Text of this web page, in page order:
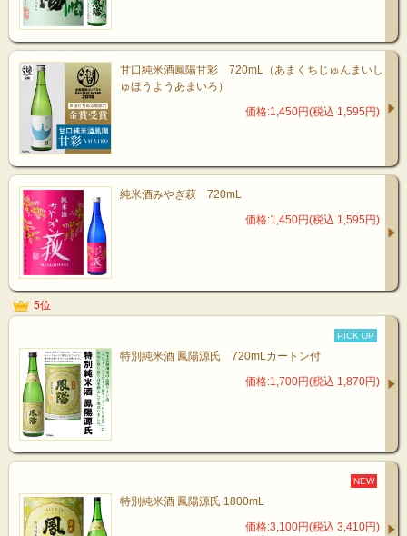
甘口純米酒鳳陽甘彩 720mL（あまくちじゅんまいし
ゅほうようあまいろ）
価格:1,450円(税込 1,595円)
純米酒みやぎ萩 720mL
価格:1,450円(税込 1,595円)
5位
PICK UP
特別純米酒 鳳陽源氏 720mLカートン付
価格:1,700円(税込 1,870円)
NEW
特別純米酒 鳳陽源氏 1800mL
価格:3,100円(税込 3,410円)